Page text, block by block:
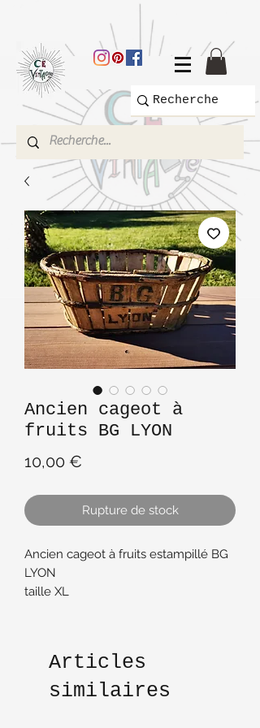
Ancien cageot à
fruits BG LYON
10,00 €
Rupture de stock
Ancien cageot à fruits estampillé BG
LYON
taille XL
Dimensions : Long 57 cm X 43 cm X
27 cm hauteur
Articles
similaires